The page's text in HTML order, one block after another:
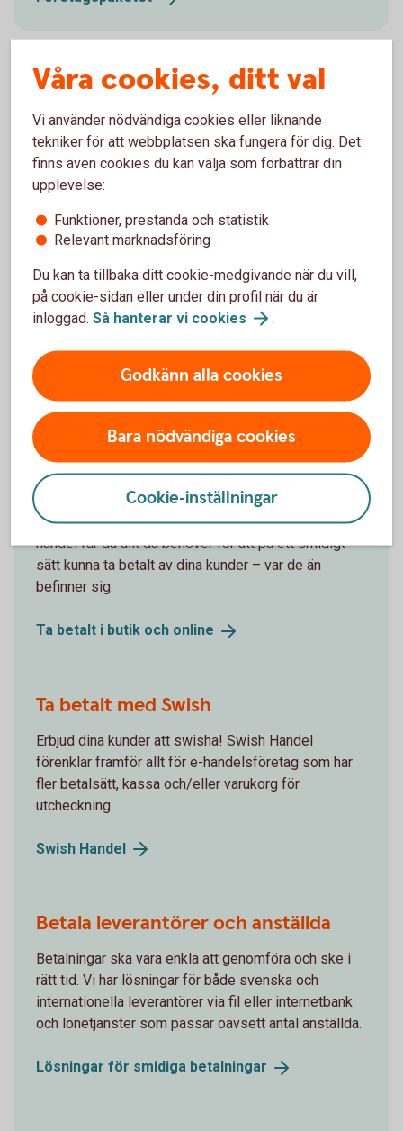
Fler tjänster
fler tjänster beroende på vad du och ditt företag
behöver. Med rätt konton, kort och smidiga sätt att
betala och ta betalt kan du fokusera på att driva
ditt företag.
Ta betalt av dina kunder
Med Swedbank Pays plattform för butik och e-
handel får du allt du behöver för att på ett smidigt
sätt kunna ta betalt av dina kunder – var de än
befinner sig.
Ta betalt i butik och online
Ta betalt med Swish
Erbjud dina kunder att swisha! Swish Handel
förenklar framför allt för e-handelsföretag som har
fler betalsätt, kassa och/eller varukorg för
utcheckning.
Swish Handel
Betala leverantörer och anställda
Betalningar ska vara enkla att genomföra och ske i
rätt tid. Vi har lösningar för både svenska och
internationella leverantörer via fil eller internetbank
och lönetjänster som passar oavsett antal anställda.
Lösningar för smidiga betalningar
Våra cookies, ditt val
Vi använder nödvändiga cookies eller liknande
tekniker för att webbplatsen ska fungera för dig. Det
finns även cookies du kan välja som förbättrar din
upplevelse:
Funktioner, prestanda och statistik
Relevant marknadsföring
Du kan ta tillbaka ditt cookie-medgivande när du vill,
på cookie-sidan eller under din profil när du är
inloggad. Så hanterar vi cookies .
Godkänn alla cookies
Bara nödvändiga cookies
Cookie-inställningar